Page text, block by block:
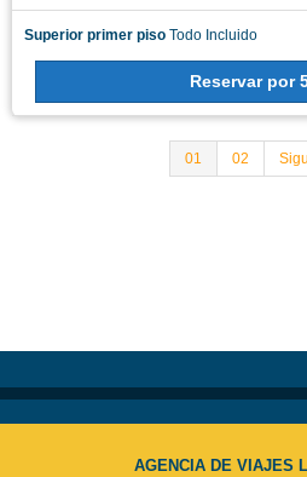
Superior primer piso Todo Incluido
Reservar por
01 02
AGENCIA DE VIAJES